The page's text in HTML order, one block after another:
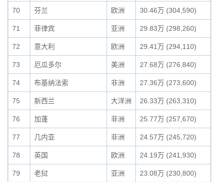
70 芬兰 欧洲 30.46万 (304,590)
71 菲律宾 亚洲 29.83万 (298,260)
72 意大利 欧洲 29.41万 (294,110)
73 厄瓜多尔 美洲 27.68万 (276,840)
74 布基纳法索 非洲 27.36万 (273,600)
75 新西兰 大洋洲 26.33万 (263,310)
76 加蓬 非洲 25.77万 (257,670)
77 几内亚 非洲 24.57万 (245,720)
78 英国 欧洲 24.19万 (241,930)
79 老挝 亚洲 23.08万 (230,800)